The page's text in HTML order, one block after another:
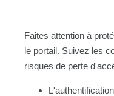
Faites attention à
le portail. Suivez les
risques de perte